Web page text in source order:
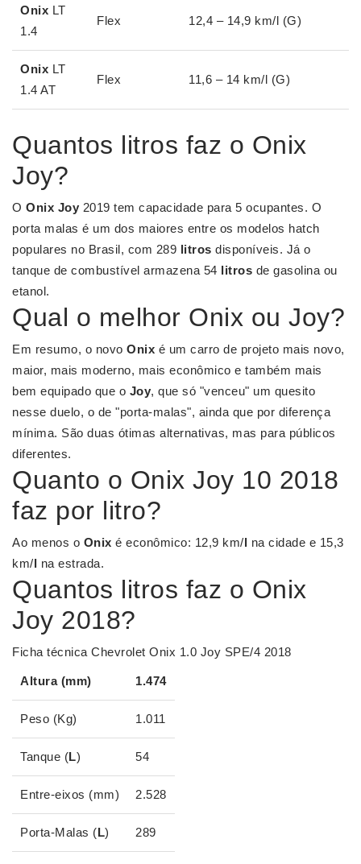
Onix LT
1.4
Flex 12,4 – 14,9 km/l (G)
Onix LT
1.4 AT
Flex 11,6 – 14 km/l (G)
Quantos litros faz o Onix
Joy?
O Onix Joy 2019 tem capacidade para 5 ocupantes. O
porta malas é um dos maiores entre os modelos hatch
populares no Brasil, com 289 litros disponíveis. Já o
tanque de combustível armazena 54 litros de gasolina ou
etanol.
Qual o melhor Onix ou Joy?
Em resumo, o novo Onix é um carro de projeto mais novo,
maior, mais moderno, mais econômico e também mais
bem equipado que o Joy, que só "venceu" um quesito
nesse duelo, o de "porta-malas", ainda que por diferença
mínima. São duas ótimas alternativas, mas para públicos
diferentes.
Quanto o Onix Joy 10 2018
faz por litro?
Ao menos o Onix é econômico: 12,9 km/l na cidade e 15,3
km/l na estrada.
Quantos litros faz o Onix
Joy 2018?
Ficha técnica Chevrolet Onix 1.0 Joy SPE/4 2018
Altura (mm) 1.474
Peso (Kg) 1.011
Tanque (L) 54
Entre-eixos (mm) 2.528
Porta-Malas (L) 289